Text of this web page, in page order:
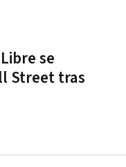
se
Street tras